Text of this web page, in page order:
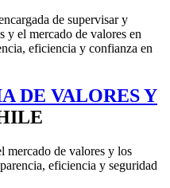
de supervisar y
y el mercado de valores en
eficiencia y confianza en
DE VALORES Y
mercado de valores y los
eficiencia y seguridad